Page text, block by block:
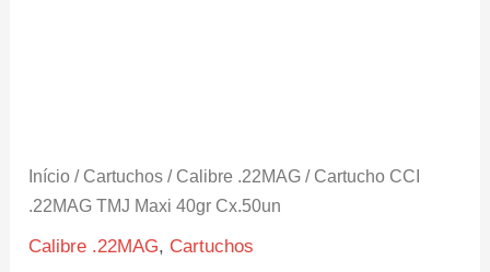
Início / Cartuchos / Calibre .22MAG / Cartucho CCI
.22MAG TMJ Maxi 40gr Cx.50un
Calibre .22MAG, Cartuchos